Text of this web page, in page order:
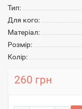
Тип:
Для кого:
Матеріал:
Розмір:
Колір:
260 грн